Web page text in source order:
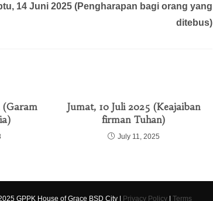
14 Juni 2025 (Pengharapan bagi orang yang
ditebus)
(Garam
Jumat, 10 Juli 2025 (Keajaiban
firman Tuhan)
July 11, 2025
GPPK House of Grace BSD City | Privacy Policy| Terms